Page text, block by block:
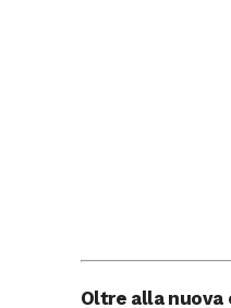
Oltre alla nuova